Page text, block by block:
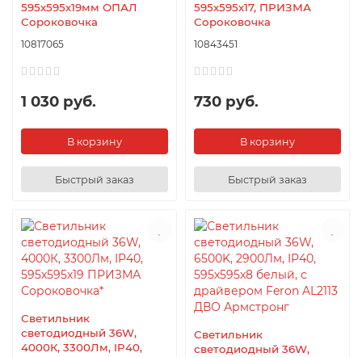
595х595х19мм ОПАЛ
Сороковочка
10817065
1 030 руб.
В корзину
Быстрый заказ
595х595х17, ПРИЗМА
Сороковочка
10843451
730 руб.
В корзину
Быстрый заказ
Светильник
светодиодный 36W,
4000К, 3300Лм, IP40,
Светильник
светодиодный 36W,